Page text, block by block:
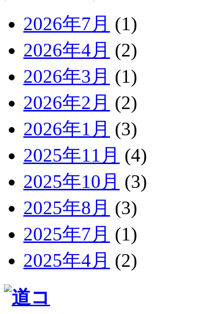
2026年7月 (1)
2026年4月 (2)
2026年3月 (1)
2026年2月 (2)
2026年1月 (3)
2025年11月 (4)
2025年10月 (3)
2025年8月 (3)
2025年7月 (1)
2025年4月 (2)